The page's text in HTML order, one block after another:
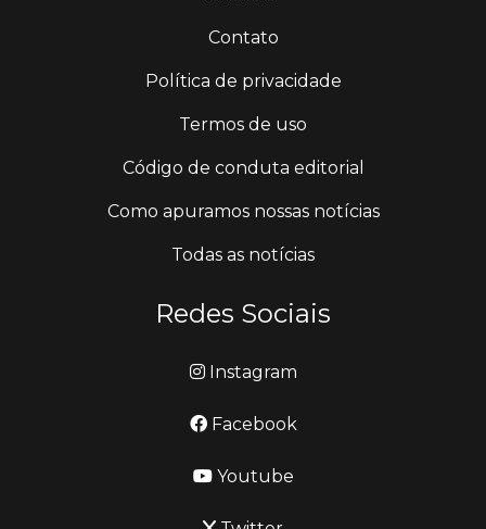
Contato
Política de privacidade
Termos de uso
Código de conduta editorial
Como apuramos nossas notícias
Todas as notícias
Redes Sociais
Instagram
Facebook
Youtube